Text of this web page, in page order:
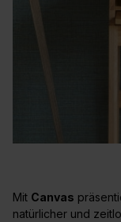
Mit Canvas
natürlicher und